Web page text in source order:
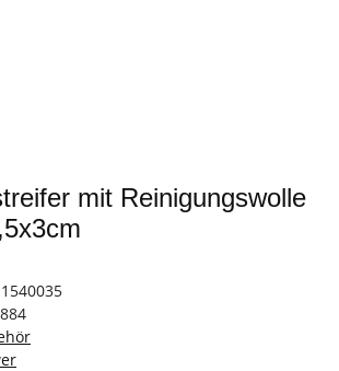
mit Reinigungswolle